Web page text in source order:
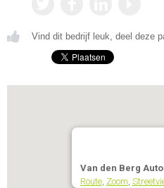
Vind dit bedrijf leuk, deel deze
Van den Berg
Route, Zoom,